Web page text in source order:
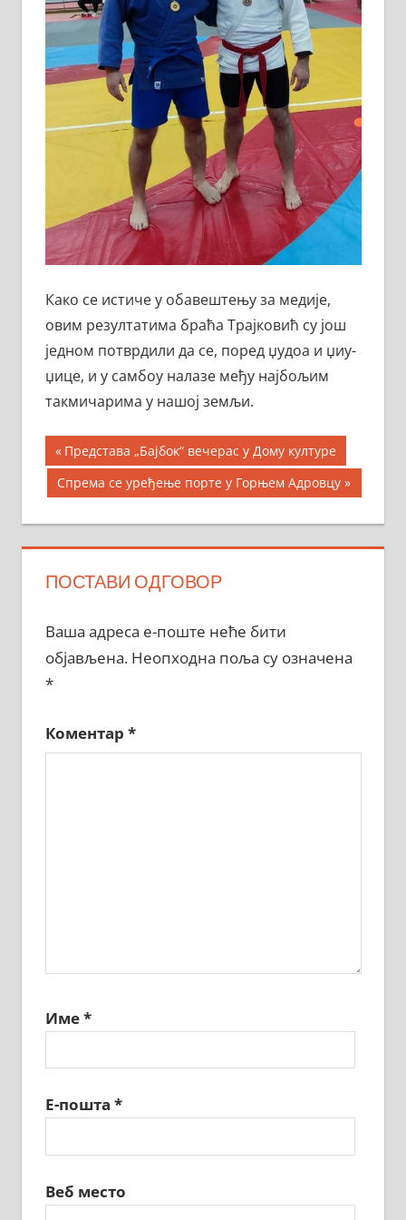
Како се истиче у обавештењу за медије,
овим резултатима браћа Трајковић су још
једном потврдили да се, поред џудоа и џиу-
џице, и у самбоу налазе међу најбољим
такмичарима у нашој земљи.
Кретање
чланка
Previous
Post:
Представа „Бајбок“ вечерас у Дому културе
Next
Post:
Спрема се уређење порте у Горњем Адровцу
ПОСТАВИ ОДГОВОР
Ваша адреса е-поште неће бити
објављена. Неопходна поља су означена
*
Коментар *
Име*
Е-пошта *
Веб место